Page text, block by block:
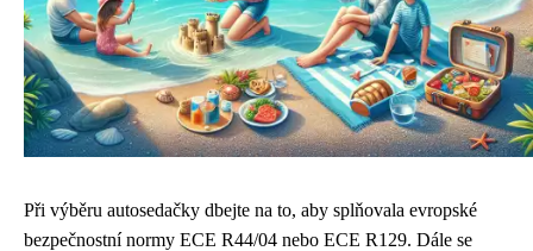
Při výběru autosedačky dbejte na to, aby splňovala evropské
bezpečnostní normy ECE R44/04 nebo ECE R129. Dále se